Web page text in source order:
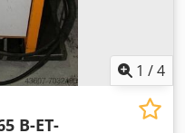
1 /4
B-ET-